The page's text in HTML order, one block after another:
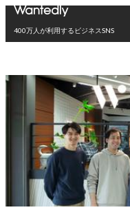
400万人が利用するビジネスSNS